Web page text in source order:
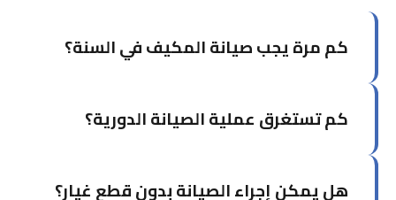
كم مرة يجب صيانة المكيف في السنة؟
موسم الصيف (أبريل-مايو) ومرة في فصل الخريف.
كم تستغرق عملية الصيانة الدورية؟
ساعة ونصف. إذا كان لديك أكثر من وحدة، يمكن أن
هل يمكن إجراء الصيانة بدون قطع غيار؟